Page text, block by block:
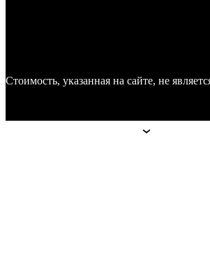
Стоимость, указанная на сайте, не